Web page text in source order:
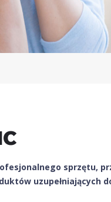
sprzętu,
uzupełniających